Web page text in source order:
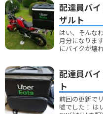
配達員バ
ザルト
はい、そんな
月分になりま
にバイクが壊
配達員バ
ト
前回の更新で
嘘でした！ は